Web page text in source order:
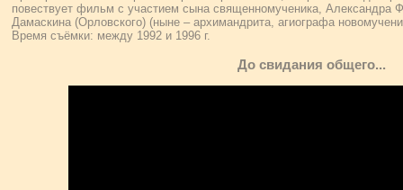
повествует фильм с участием сына священномученика, Александра
Дамаскина (Орловского) (ныне – архимандрита, агиографа
Время съёмки: между 1992 и 1996 г.
До свидания общего...